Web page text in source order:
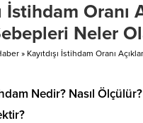
İstihdam Oranı
Neler
» Kayıtdışı İstihdam Oranı
Nedir? Nasıl